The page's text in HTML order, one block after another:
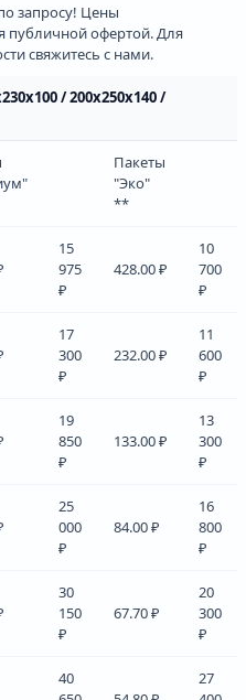
запросу! Цены
публичной офертой. Для
свяжитесь с нами.
/ 200х250х140 /
Пакеты
"Эко"
**
15
975
₽
428.00 ₽
10
700
₽
17
300
₽
232.00 ₽
11
600
₽
19
850
₽
133.00 ₽
13
300
₽
25
000
₽
84.00 ₽
16
800
₽
30
150
₽
67.70 ₽
20
300
₽
40
27